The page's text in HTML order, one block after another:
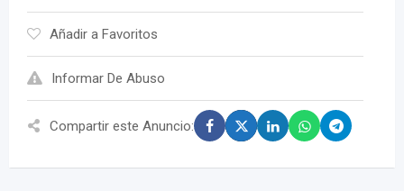
Añadir a Favoritos
Informar De Abuso
Compartir este Anuncio: